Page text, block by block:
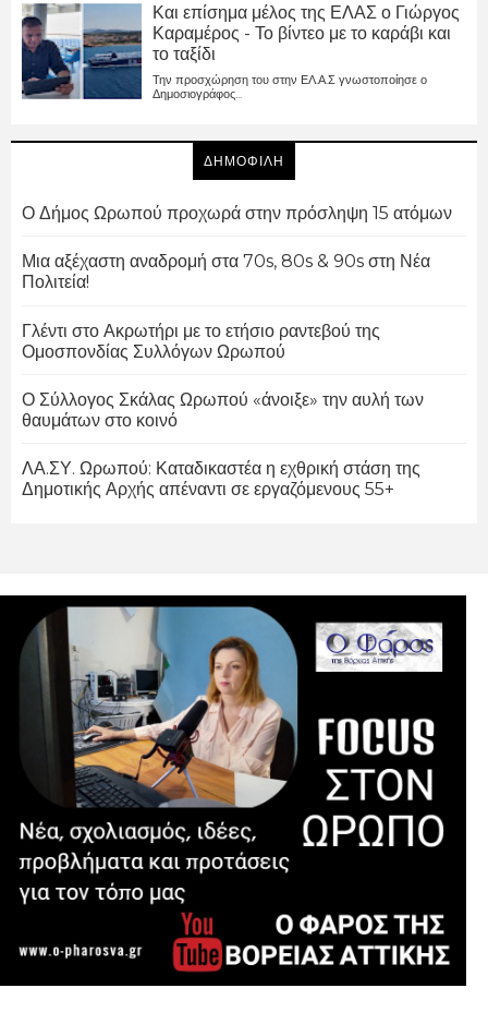
Και επίσημα μέλος της ΕΛΑΣ ο Γιώργος
Καραμέρος - Το βίντεο με το καράβι και
το ταξίδι
Την προσχώρηση του στην ΕΛ.Α.Σ γνωστοποίησε ο
Δημοσιογράφος...
ΔΗΜΟΦΙΛΗ
Ο Δήμος Ωρωπού προχωρά στην πρόσληψη 15 ατόμων
Μια αξέχαστη αναδρομή στα 70s, 80s & 90s στη Νέα
Πολιτεία!
Γλέντι στο Ακρωτήρι με το ετήσιο ραντεβού της
Ομοσπονδίας Συλλόγων Ωρωπού
Ο Σύλλογος Σκάλας Ωρωπού «άνοιξε» την αυλή των
θαυμάτων στο κοινό
ΛΑ.ΣΥ. Ωρωπού: Καταδικαστέα η εχθρική στάση της
Δημοτικής Αρχής απέναντι σε εργαζόμενους 55+